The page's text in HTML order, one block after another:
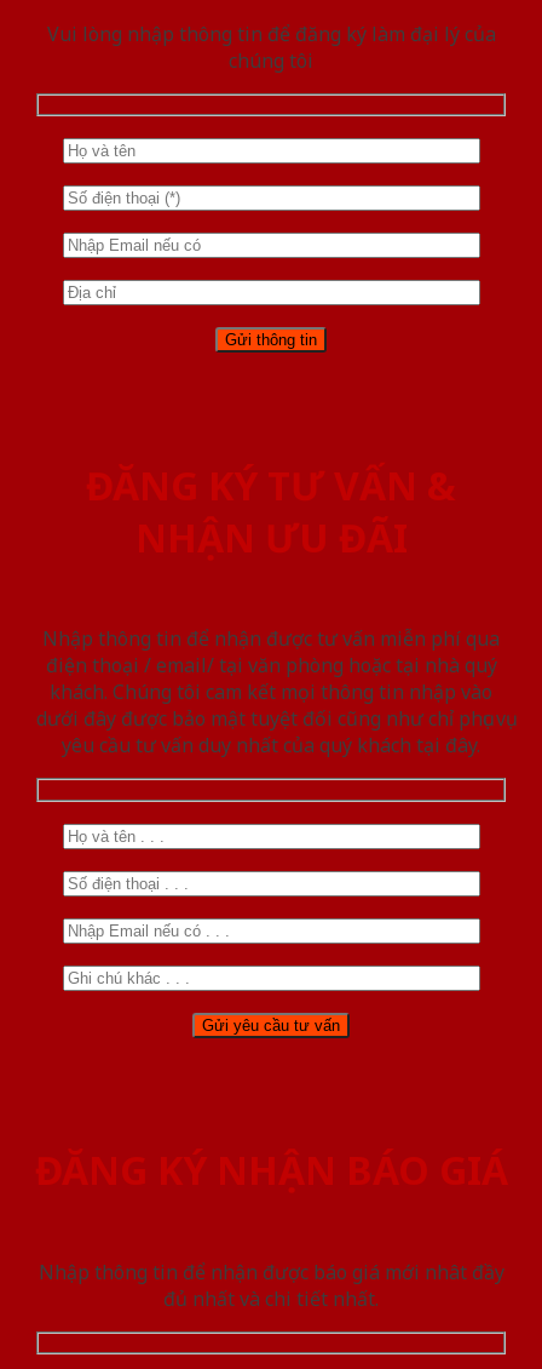
Vui lòng nhập thông tin để đăng ký làm đại lý của
chúng tôi
ĐĂNG KÝ TƯ VẤN &
NHẬN ƯU ĐÃI
Nhập thông tin để nhận được tư vấn miễn phí qua
điện thoại / email/ tại văn phòng hoặc tại nhà quý
khách. Chúng tôi cam kết mọi thông tin nhập vào
dưới đây được bảo mật tuyệt đối cũng như chỉ phục vụ
yêu cầu tư vấn duy nhất của quý khách tại đây.
ĐĂNG KÝ NHẬN BÁO GIÁ
Nhập thông tin để nhận được báo giá mới nhât đầy
đủ nhất và chi tiết nhất.